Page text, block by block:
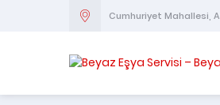
Cumhuriyet Mahallesi,